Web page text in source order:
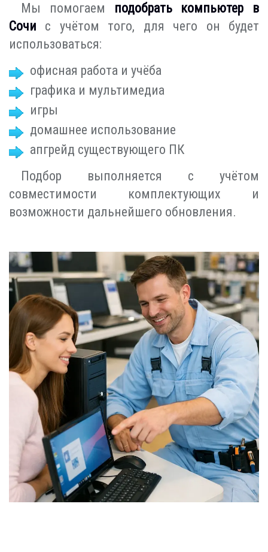
Мы помогаем подобрать компьютер в
Сочи с учётом того, для чего он будет
использоваться:
офисная работа и учёба
графика и мультимедиа
игры
домашнее использование
апгрейд существующего ПК
Подбор выполняется с учётом
совместимости комплектующих и
возможности дальнейшего обновления.